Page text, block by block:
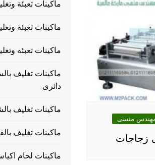
منسى
زجاجات
ماكينات تعبئة
ماكينات تعبئة
ماكينات تعبئه
ماكينات تغليف
دائرى
ماكينات تغليف
ماكينات تغليف
ماكينات لحام